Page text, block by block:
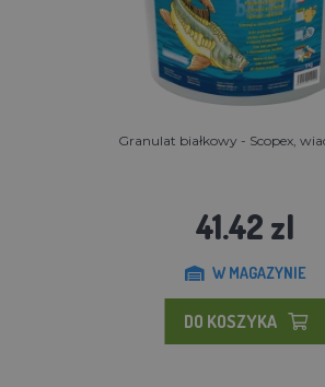
Granulat białkowy - Scopex,
41.42 zl
W MAGAZYNIE
DO KOSZYKA